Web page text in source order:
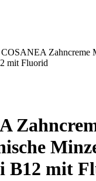
COSANEA Zahncreme
mit Fluorid
B12 mit